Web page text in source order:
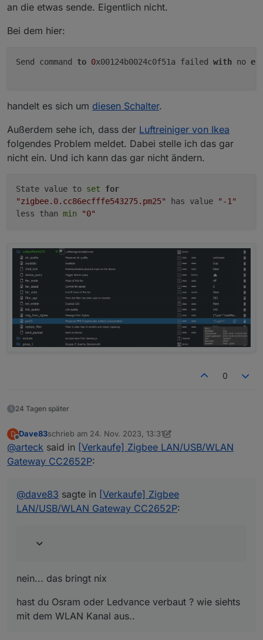
an die etwas sende. Eigentlich nicht.
Bei dem hier:
Send command to 0x00124b0024c0f51a failed with no
handelt es sich um diesen Schalter.
Außerdem sehe ich, dass der Luftreiniger von Ikea
folgendes Problem meldet. Dabei stelle ich das gar
nicht ein. Und ich kann das gar nicht ändern.
State value to set
for
"zigbee.0.cc86ecfffe543275.pm25"
has value
"-1"
less than min "0"
0
24 Tagen später
D
Offline
Dave83schrieb am 24. Nov. 2023, 13:31
zuletzt editiert von Dave83
@arteck said in [Verkaufe] Zigbee LAN/USB/WLAN
Gateway CC2652P:
@dave83 sagte in [Verkaufe] Zigbee
LAN/USB/WLAN Gateway CC2652P:
nein... das bringt nix
hast du Osram oder Ledvance verbaut ? wie siehts
mit dem WLAN Kanal aus..